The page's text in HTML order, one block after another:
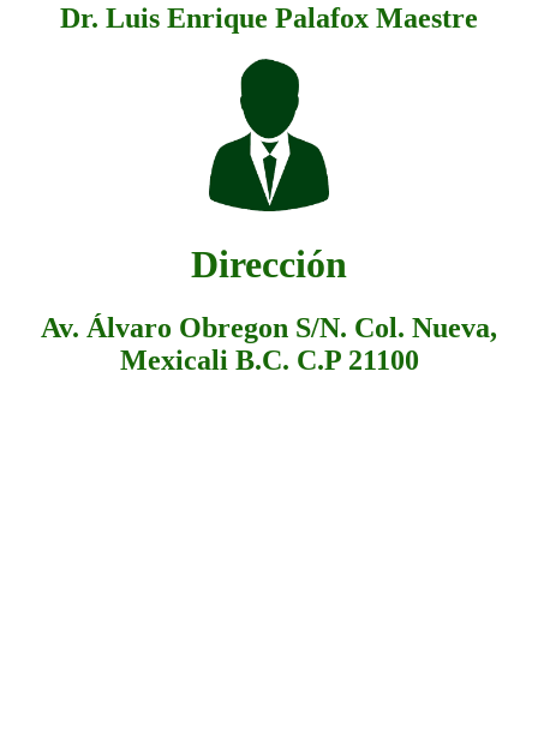
Dr. Luis Enrique Palafox Maestre
Dirección
Av. Álvaro Obregon S/N. Col. Nueva,
Mexicali B.C. C.P 21100